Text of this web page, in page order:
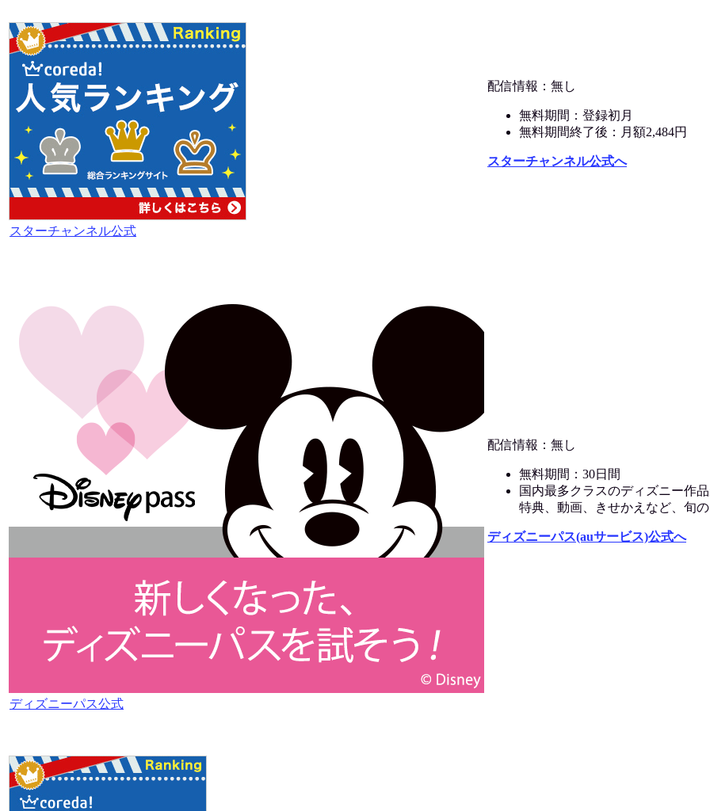
スターチャンネル公式
配信情報：無し
無料期間：登録初月
無料期間終了後：月額2,484円
スターチャンネル公式へ
ディズニーパス公式
配信情報：無し
無料期間：30日間
国内最多クラスのディズニー作
特典、動画、きせかえなど、旬
ディズニーパス(auサービス)公式へ